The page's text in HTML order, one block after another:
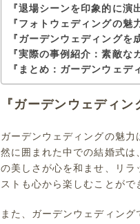
『退場シーンを印象的に演
『フォトウェディングの魅
『ガーデンウェディングを
『実際の事例紹介：素敵な
『まとめ：ガーデンウェデ
『ガーデンウェディン
ガーデンウェディングの魅
然に囲まれた中での結婚式
の美しさが心を和ませ、リ
ストも心から楽しむことがで
また、ガーデンウェディン